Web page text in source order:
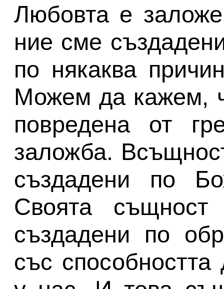
Любовта е
ние сме
по някаква
Можем да кажем,
повредена от
заложба.
създадени по
Своята
създадени по
със